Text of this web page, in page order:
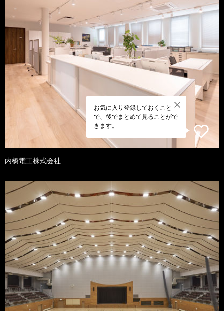
お気に入り登録しておくこと
で、後でまとめて見ることがで
きます。
内橋電工株式会社